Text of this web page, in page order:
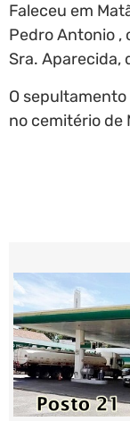
Faleceu em
Pedro Antonio ,
Sra. Aparecida,
O
no cemitério de